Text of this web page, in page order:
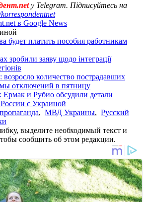
у Telegram. Підписуйтесь на
в Google News
будет платить пособия работникам
зробили заяву щодо інтеграції
количество пострадавших
отключений в пятницу
Ермак и Рубио обсудили детали
с Украиной
пропаганда, МВД Украины, Русский
выделите необходимый текст и
сообщить об этом редакции.